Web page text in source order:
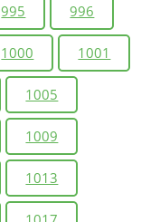
995 996
1000 1001
1005
1009
1013